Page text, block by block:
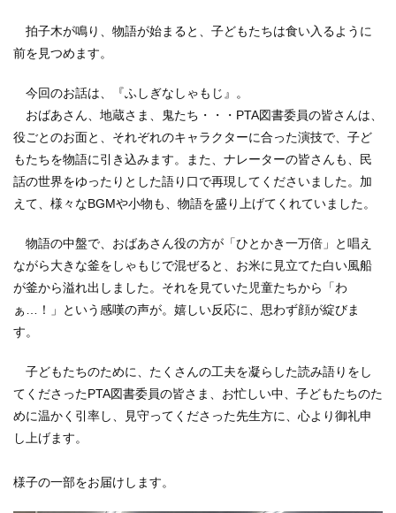
拍子木が鳴り、物語が始まると、子どもたちは食い入るように
前を見つめます。
今回のお話は、『ふしぎなしゃもじ』。
おばあさん、地蔵さま、鬼たち・・・PTA図書委員の皆さんは、
役ごとのお面と、それぞれのキャラクターに合った演技で、子ど
もたちを物語に引き込みます。また、ナレーターの皆さんも、民
話の世界をゆったりとした語り口で再現してくださいました。加
えて、様々なBGMや小物も、物語を盛り上げてくれていました。
物語の中盤で、おばあさん役の方が「ひとかき一万倍」と唱え
ながら大きな釜をしゃもじで混ぜると、お米に見立てた白い風船
が釜から溢れ出しました。それを見ていた児童たちから「わ
ぁ…！」という感嘆の声が。嬉しい反応に、思わず顔が綻びま
す。
子どもたちのために、たくさんの工夫を凝らした読み語りをし
てくださったPTA図書委員の皆さま、お忙しい中、子どもたちのた
めに温かく引率し、見守ってくださった先生方に、心より御礼申
し上げます。
様子の一部をお届けします。